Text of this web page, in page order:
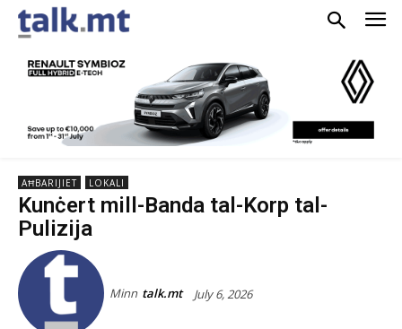
AĦBARIJIET LOKALI
Kunċert mill-Banda tal-Korp tal-
Pulizija
Minn talk.mt July 6, 2026